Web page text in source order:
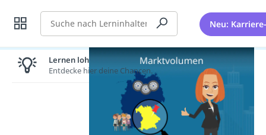
Suche Neu:
Lernen lohnt sich!
Entdecke hier deine Chancen.